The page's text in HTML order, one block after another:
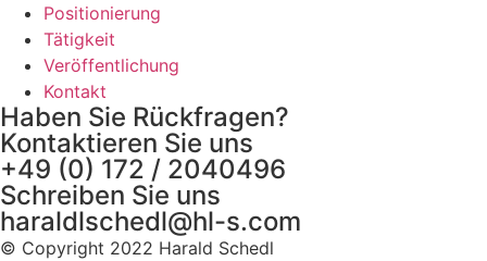
Positionierung
Tätigkeit
Veröffentlichung
Kontakt
Haben Sie Rückfragen?
Kontaktieren Sie uns
+49 (0) 172 / 2040496
Schreiben Sie uns
haraldlschedl@hl-s.com
© Copyright 2022 Harald Schedl